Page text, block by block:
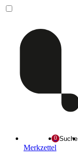
Merkzettel
Suche